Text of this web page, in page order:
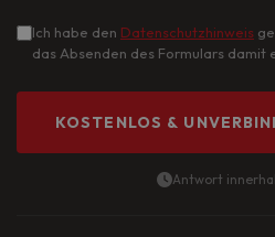
Ich habe den Datenschutzhinweis
das Absenden des Formulars damit
KOSTENLOS &
Antwort